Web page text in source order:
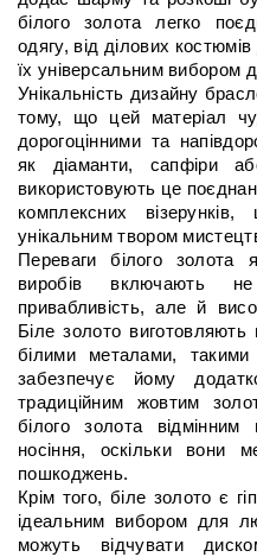
білого золота легко
одягу, від ділових
їх універсальним вибором
Унікальність дизайну
тому, що цей матеріал
дорогоцінними та
як діаманти, сапфіри
використовують це
комплексних
унікальним твором
Переваги білого золота
виробів включають
привабливість, але й
Біле золото
білими металами,
забезпечує йому
традиційним жовтим
білого золота
носіння, оскільки вони
пошкоджень.
Крім того, біле золото є
ідеальним вибором для
можуть відчувати